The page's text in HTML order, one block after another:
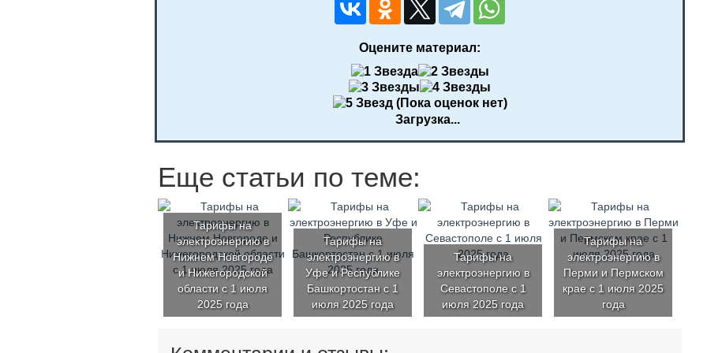
Оцените материал:
(Пока оценок нет)
Загрузка...
Еще статьи по теме:
Тарифы на
электроэнергию в
Нижнем Новгороде
и Нижегородской
области с 1 июля
2025 года
Тарифы на
электроэнергию в
Уфе и Республике
Башкортостан с 1
июля 2025 года
Тарифы на
электроэнергию в
Севастополе с 1
июля 2025 года
Тарифы на
электроэнергию в
Перми и Пермском
крае с 1 июля 2025
года